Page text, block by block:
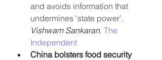
and avoids information that
undermines ‘state power’.
Vishwam Sankaran. The
Independent
China bolsters food security